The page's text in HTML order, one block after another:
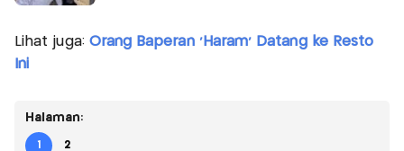
Lihat juga: Orang Baperan 'Haram' Datang ke Resto
Ini
Halaman:
1 2